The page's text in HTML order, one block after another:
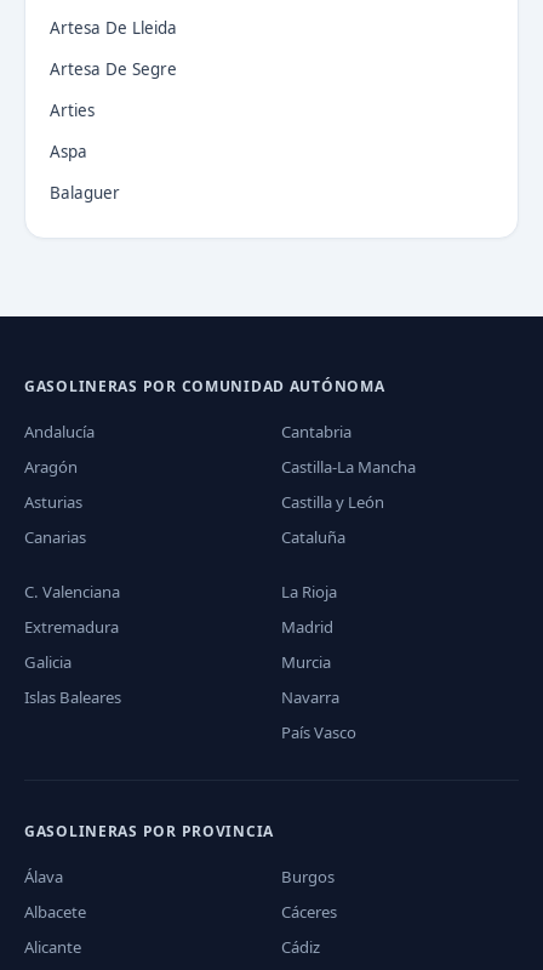
Artesa De Lleida
Artesa De Segre
Arties
Aspa
Balaguer
GASOLINERAS POR COMUNIDAD AUTÓNOMA
Andalucía
Aragón
Asturias
Canarias
Cantabria
Castilla-La Mancha
Castilla y León
Cataluña
C. Valenciana
Extremadura
Galicia
Islas Baleares
La Rioja
Madrid
Murcia
Navarra
País Vasco
GASOLINERAS POR PROVINCIA
Álava
Albacete
Alicante
Burgos
Cáceres
Cádiz